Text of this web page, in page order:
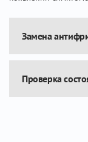
Замена
Проверка